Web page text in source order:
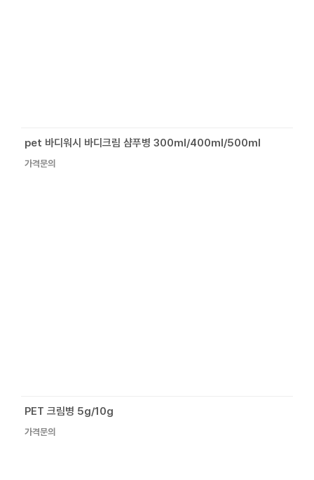
pet 바디워시 바디크림 샴푸병 300ml/400ml/500ml
가격문의
PET 크림병 5g/10g
가격문의